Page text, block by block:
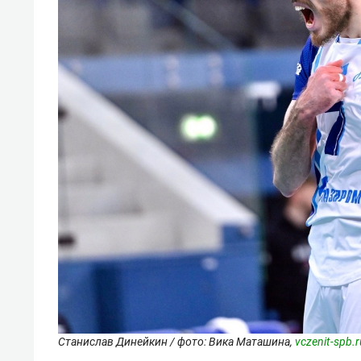
Станислав Динейкин / фото: Вика Маташина, vczenit-